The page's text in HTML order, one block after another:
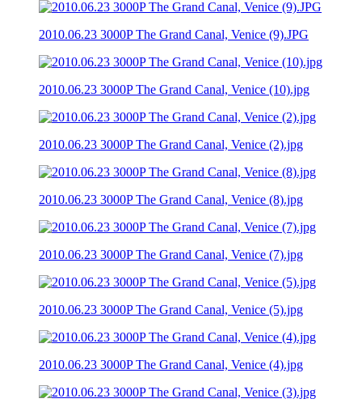
2010.06.23 3000P The Grand Canal, Venice (9).JPG
2010.06.23 3000P The Grand Canal, Venice (10).jpg
2010.06.23 3000P The Grand Canal, Venice (2).jpg
2010.06.23 3000P The Grand Canal, Venice (8).jpg
2010.06.23 3000P The Grand Canal, Venice (7).jpg
2010.06.23 3000P The Grand Canal, Venice (5).jpg
2010.06.23 3000P The Grand Canal, Venice (4).jpg